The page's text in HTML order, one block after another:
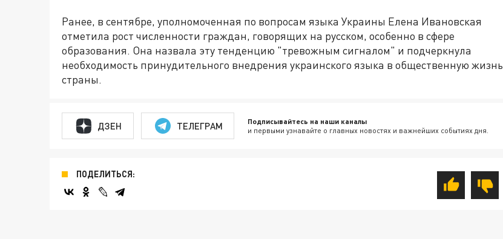
Ранее, в сентябре, уполномоченная по вопросам языка Украины Елена Ивановская
отметила рост численности граждан, говорящих на русском, особенно в сфере
образования. Она назвала эту тенденцию "тревожным сигналом" и подчеркнула
необходимость принудительного внедрения украинского языка в общественную жизнь
страны.
ДЗЕН ТЕЛЕГРАМ Подписывайтесь на наши каналы
и первыми узнавайте о главных новостях и важнейших событиях дня.
ПОДЕЛИТЬСЯ: